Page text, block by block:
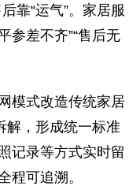
靠“运气”。家居服
参差不齐”“售后无
模式改造传统家居
解，形成统一标准
记录等方式实时留
程可追溯。